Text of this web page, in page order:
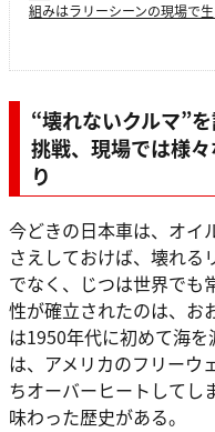
組みはラリーシーンの現場で
“壊れないクルマ”
挑戦、現場では様
り
今どきの日本車は、オイ
さえしておけば、壊れる
でなく、じつは世界でも
性が確立されたのは、お
は1950年代に初めて海
は、アメリカのフリーウ
ちオーバーヒートしてし
味わった歴史がある。